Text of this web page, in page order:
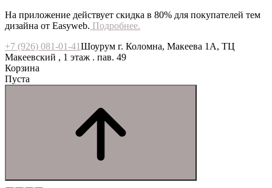
На приложение действует скидка в 80% для покупателей тем
дизайна от Easyweb. Подробнее.
+7 (926) 081-01-41Шоурум г. Коломна, Макеева 1А, ТЦ
Макеевский , 1 этаж . пав. 49
Корзина
Пуста